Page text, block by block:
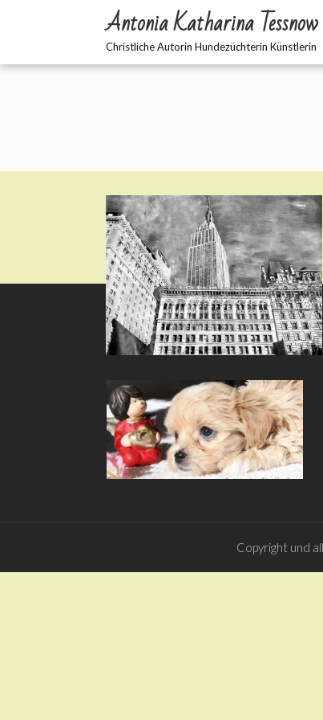
Antonia Katharina Tessnow
Christliche Autorin Hundezüchterin Künstlerin
BOONKA ZWETNA
HUNDEZUCHT
Copyright und